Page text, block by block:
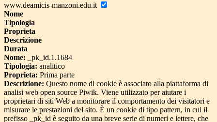
www.deamicis-manzoni.edu.it
Nome
Tipologia
Proprieta
Descrizione
Durata
Nome: _pk_id.1.1684
Tipologia: analitico
Proprieta: Prima parte
Descrizione: Questo nome di cookie è associato alla piattaforma di
analisi web open source Piwik. Viene utilizzato per aiutare i
proprietari di siti Web a monitorare il comportamento dei visitatori e
misurare le prestazioni del sito. È un cookie di tipo pattern, in cui il
prefisso _pk_id è seguito da una breve serie di numeri e lettere, che